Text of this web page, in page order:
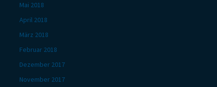
Mai 2018
April 2018
März 2018
Februar 2018
Dezember 2017
November 2017